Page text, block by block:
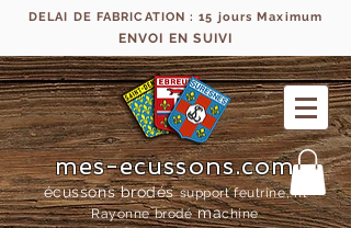
DELAI DE FABRICATION : 15 jours Maximum
ENVOI EN SUIVI
mes-ecussons.com
écussons brodés support feutrine, fil
Rayonne brodémachine